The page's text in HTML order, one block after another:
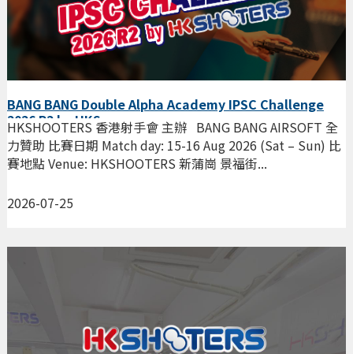
BANG BANG Double Alpha Academy IPSC Challenge
2026 R2 by HKS
2026-07-25
HKSHOOTERS 香港射手會 主辦 BANG BANG AIRSOFT 全
力贊助 比賽日期 Match day: 15-16 Aug 2026 (Sat – Sun) 比
賽地點 Venue: HKSHOOTERS 新蒲崗 景福街...